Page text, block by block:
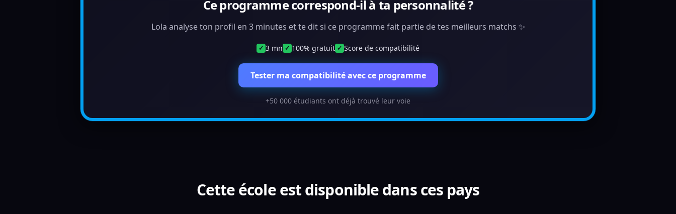
Ce programme correspond-il à ta personnalité ?
Lola analyse ton profil en 3 minutes et te dit si ce programme fait partie de tes meilleurs matchs ✨
✓ 3 mn ✓ 100% gratuit ✓ Score de compatibilité
Tester ma compatibilité avec ce programme
+50 000 étudiants ont déjà trouvé leur voie
Cette école est disponible dans ces pays